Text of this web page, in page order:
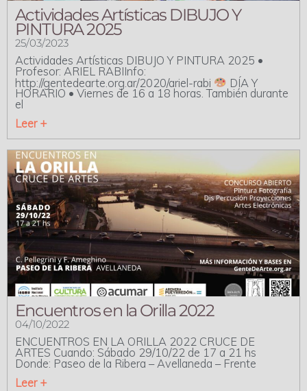
Actividades Artísticas DIBUJO Y
PINTURA 2025
25/03/2023
Actividades Artísticas DIBUJO Y PINTURA 2025 •
Profesor: ARIEL RABIInfo:
http://gentedearte.org.ar/2020/ariel-rabi
DÍA Y
HORARIO • Viernes de 16 a 18 horas. También durante
el
Leer +
Encuentros en la Orilla 2022
04/10/2022
ENCUENTROS EN LA ORILLA 2022 CRUCE DE
ARTES Cuando: Sábado 29/10/22 de 17 a 21 hs
Donde: Paseo de la Ribera – Avellaneda – Frente
Leer +